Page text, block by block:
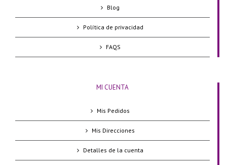
Blog
Política de privacidad
FAQS
MI CUENTA
Mis Pedidos
Mis Direcciones
Detalles de la cuenta